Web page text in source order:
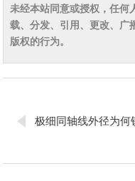
未经本站同意或授权，任何
载、分发、引用、更改、广
版权的行为。
极细同轴线外径为